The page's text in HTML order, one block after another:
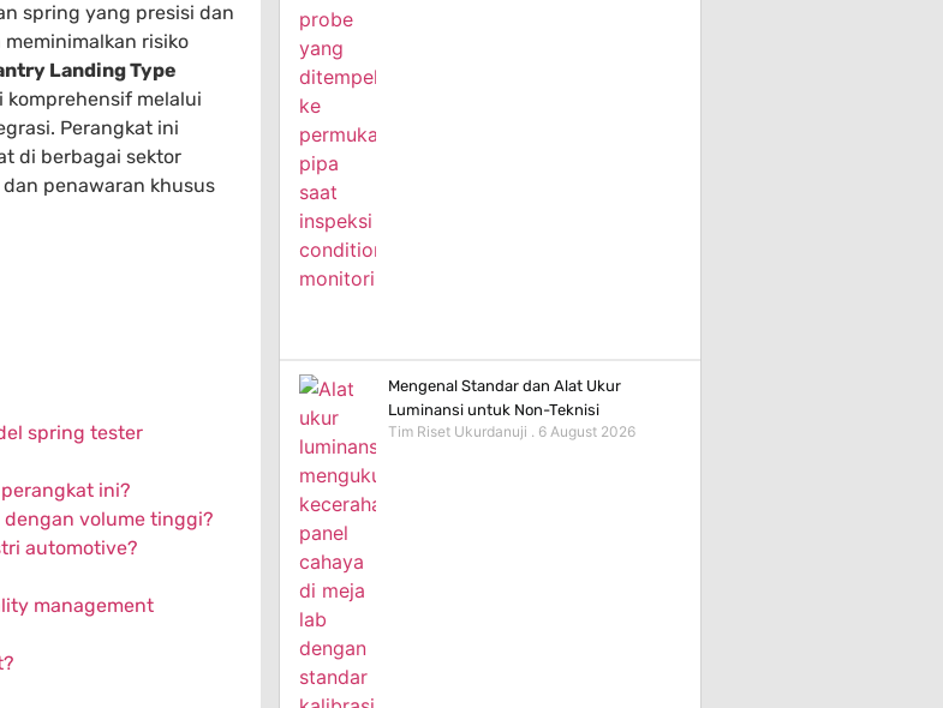
spring yang presisi dan
risiko
Landing Type
komprehensif melalui
Perangkat ini
di berbagai sektor
penawaran khusus
spring tester
ini?
volume tinggi?
automotive?
management
Mengenal Standar dan Alat Ukur
Luminansi untuk Non-Teknisi
Tim Riset Ukurdanuji
6 August 2026